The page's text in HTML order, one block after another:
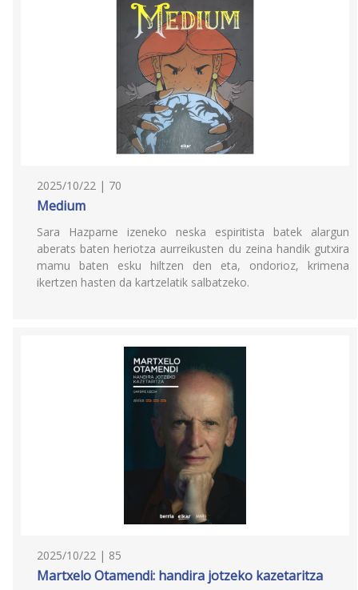
2025/10/22 | 70
Medium
Sara Hazparne izeneko neska espiritista batek alargun
aberats baten heriotza aurreikusten du zeina handik gutxira
mamu baten esku hiltzen den eta, ondorioz, krimena
ikertzen hasten da kartzelatik salbatzeko.
2025/10/22 | 85
Martxelo Otamendi: handira jotzeko kazetaritza